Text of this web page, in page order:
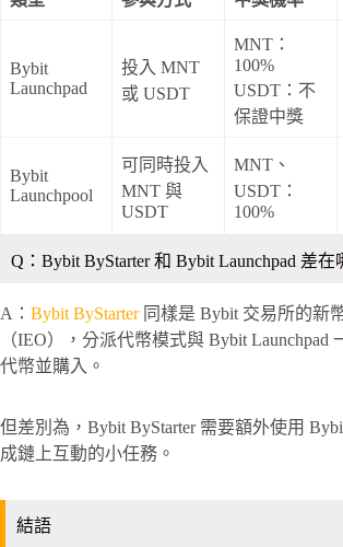
Bybit
Launchpad
投入 MNT
或 USDT
MNT：
100%
USDT：不
保證中獎
Bybit
Launchpool
可同時投入
MNT 與
USDT
MNT、
USDT：
100%
Q：Bybit ByStarter 和 Bybit Launchpad 差在
A： Bybit ByStarter同樣是 Bybit 交易所的新
（IEO），分派代幣模式與 Bybit Launchpad
代幣並購入。
但差別為，Bybit ByStarter 需要額外使用
成鏈上互動的小任務。
結語